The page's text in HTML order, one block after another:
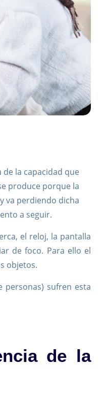
la capacidad que
produce porque la
va perdiendo dicha
a seguir.
el reloj, la pantalla
de foco. Para ello el
objetos.
personas) sufren esta
de la